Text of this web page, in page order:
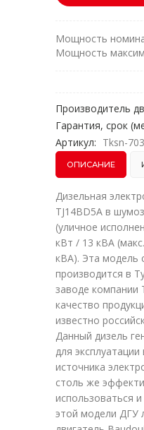
Мощность
Мощность
Производитель
Гарантия, срок
Артикул: Tksn-703
ОПИСАНИЕ
Дизельная
TJ14BD5A в
(уличное
кВт / 13 кВА
кВА). Эта модель
производится в
заводе компании
качество
известно
Данный дизель
для
источника
столь же
использоваться
этой модели ДГУ